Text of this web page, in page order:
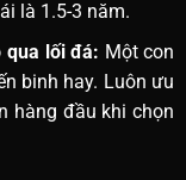
là 1.5-3 năm.
qua lối đá: Một con
binh hay. Luôn ưu
hàng đầu khi chọn